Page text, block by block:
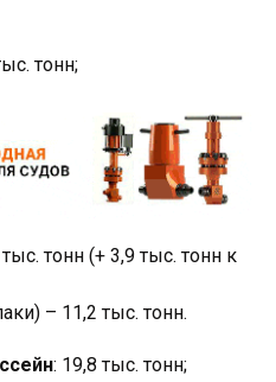
тонн;
тонн (+ 3,9 тыс. тонн к
– 11,2 тыс. тонн.
: 19,8 тыс. тонн;